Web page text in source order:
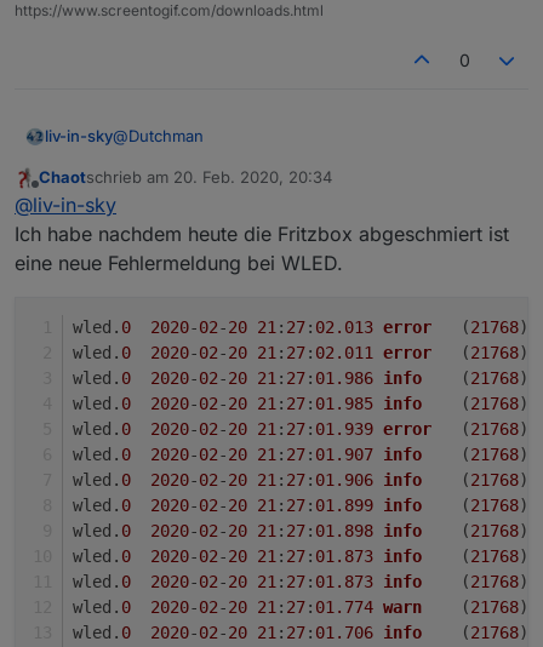
https://www.screentogif.com/downloads.html
0
liv-in-sky@Dutchman
die segmente werden nicht als datenpunke
aktualisiert, wenn man diese über die weboberfläche
erhöht oder löscht
ist es eigentlich möglich segmente über den adapter
anzulegen?
Offline
Chaotschrieb am 20. Feb. 2020, 20:34
zuletzt editiert von
@liv-in-sky
Ich habe nachdem heute die Fritzbox abgeschmiert ist
eine neue Fehlermeldung bei WLED.
wled. 0 2020-02-20 21 : 27: 02.013 error
	(
21768)
wled. 0 2020-02-20 21 : 27: 02.011 error
	(
21768)
wled. 0 2020-02-20 21 : 27: 01.986 info
	(
21768)
wled. 0 2020-02-20 21 : 27: 01.985 info
	(
21768)
wled. 0 2020-02-20 21 : 27: 01.939 error
	(
21768)
wled. 0 2020-02-20 21 : 27: 01.907 info
	(
21768)
wled. 0 2020-02-20 21 : 27: 01.906 info
	(
21768)
wled. 0 2020-02-20 21 : 27: 01.899 info
	(
21768)
wled. 0 2020-02-20 21 : 27: 01.898 info
	(
21768)
wled. 0 2020-02-20 21 : 27: 01.873 info
	(
21768)
wled. 0 2020-02-20 21 : 27: 01.873 info
	(
21768)
wled. 0 2020-02-20 21 : 27: 01.774 warn
	(
21768)
wled. 0 2020-02-20 21 : 27: 01.706 info
	(
21768)